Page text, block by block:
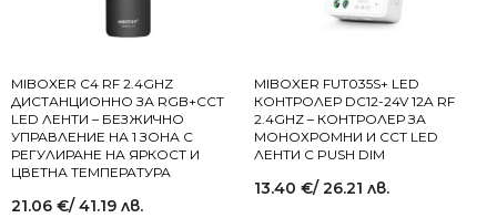
MIBOXER C4 RF 2.4GHZ
ДИСТАНЦИОННО ЗА RGB+CCT
LED ЛЕНТИ – БЕЗЖИЧНО
УПРАВЛЕНИЕ НА 1 ЗОНА С
РЕГУЛИРАНЕ НА ЯРКОСТ И
ЦВЕТНА ТЕМПЕРАТУРА
21.06 €/ 41.19 лв.
MIBOXER FUT035S+ LED
КОНТРОЛЕР DC12-24V 12A RF
2.4GHZ – КОНТРОЛЕР ЗА
МОНОХРОМНИ И CCT LED
ЛЕНТИ С PUSH DIM
13.40 €/ 26.21 лв.